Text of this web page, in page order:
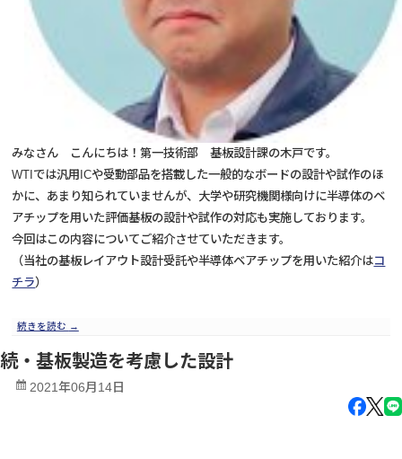
みなさん こんにちは！第一技術部 基板設計課の木戸です。
WTIでは汎用ICや受動部品を搭載した一般的なボードの設計や試作のほ
かに、あまり知られていませんが、大学や研究機関様向けに半導体のベ
アチップを用いた評価基板の設計や試作の対応も実施しております。
今回はこの内容についてご紹介させていただきます。
（当社の基板レイアウト設計受託や半導体ベアチップを用いた紹介はコ
チラ）
続きを読む →
続・基板製造を考慮した設計
2021年06月14日